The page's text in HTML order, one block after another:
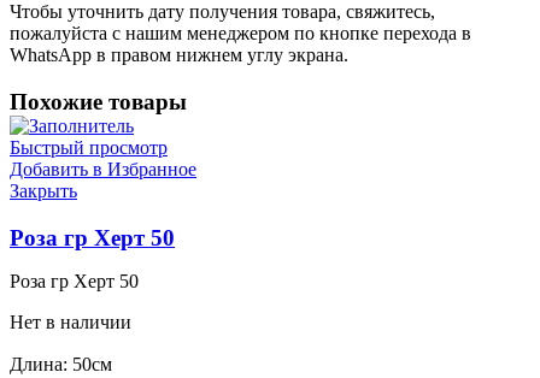
Чтобы уточнить дату получения товара, свяжитесь,
пожалуйста с нашим менеджером по кнопке перехода в
WhatsApp в правом нижнем углу экрана.
Похожие товары
Быстрый просмотр
Добавить в Избранное
Закрыть
Роза гр Херт 50
Роза гр Херт 50
Нет в наличии
Длина: 50см